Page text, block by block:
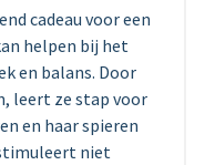
cadeau voor een
helpen bij het
en balans. Door
leert ze stap voor
en haar spieren
niet